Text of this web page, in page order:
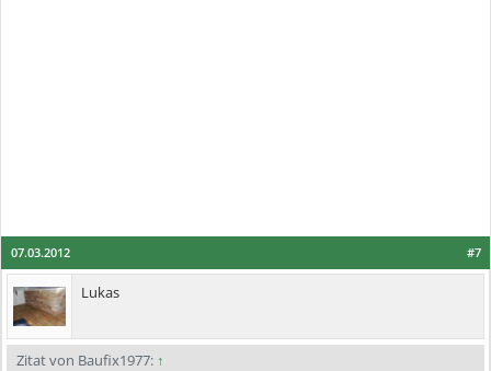
#7
07.03.2012
Lukas
Zitat von Baufix1977: ↑